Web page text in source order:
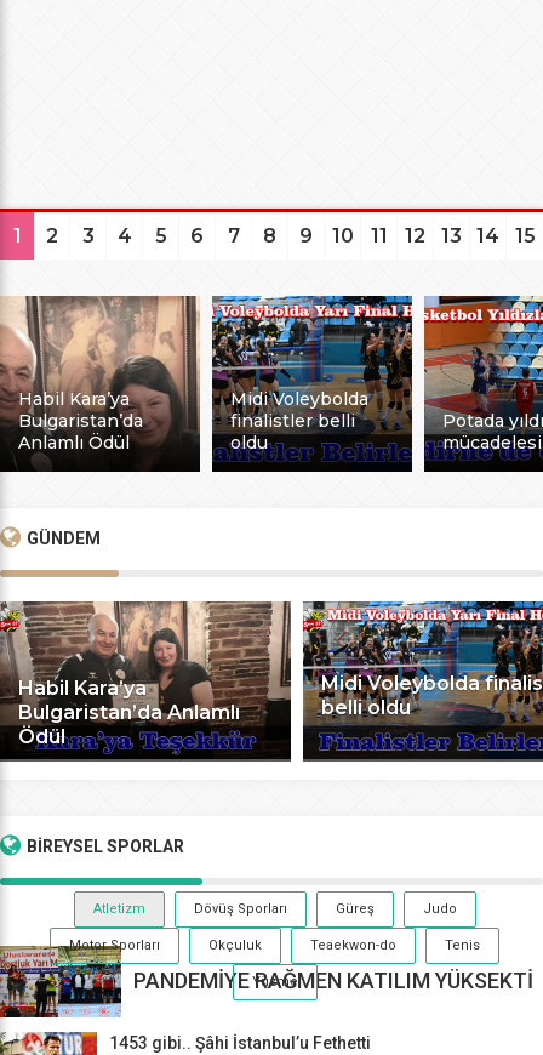
1 2 3 4 5 6 7 8 9 10 11 12 13 14 15
Habil Kara’ya
Bulgaristan’da
Anlamlı Ödül
Midi Voleybolda
finalistler belli
oldu
Potada
mücadelesi
GÜNDEM
Habil Kara’ya
Bulgaristan’da Anlamlı
Ödül
Midi Voleybolda
belli oldu
BİREYSELSPORLAR
Atletizm Dövüş Sporları Güreş Judo
Motor Sporları Okçuluk Teaekwon-do Tenis
Yüzme
PANDEMİYE RAĞMEN KATILIM YÜKSEKTİ
1453 gibi.. Şâhi İstanbul’u Fethetti